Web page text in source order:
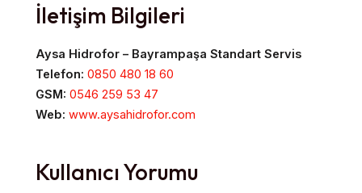
İletişim Bilgileri
Aysa Hidrofor – Bayrampaşa Standart Servis
Telefon: 0850 480 18 60
GSM: 0546 259 53 47
Web: www.aysahidrofor.com
Kullanıcı Yorumu